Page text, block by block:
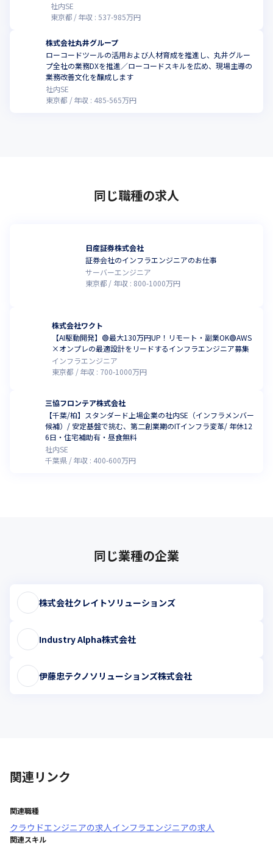
社内SE
東京都
年収 :537-985万円
株式会社丸井グループ
ローコードツールの活用および人材育成を推進し、丸井グルー
プ全社の業務DXを推進／ローコードスキルを広め、現場主導の
業務改善文化を醸成します
社内SE
東京都
年収 : 485-565万円
同じ職種の求人
日産証券株式会社
証券会社のインフラエンジニアのお仕事
サーバーエンジニア
東京都
年収 : 800-1000万円
株式会社ワクト
【AI駆動開発】🟢最大130万円UP！リモート・副業OK🟢AWS
×オンプレの最適設計をリードするインフラエンジニア募集
インフラエンジニア
東京都
年収 : 700-1000万円
三協フロンテア株式会社
【千葉/柏】スタンダード上場企業の社内SE（インフラメンバー
候補）/ 安定基盤で挑む、第二創業期のITインフラ変革/ 年休12
6日・住宅補助有・昼食無料
社内SE
千葉県
年収 : 400-600万円
同じ業種の企業
株式会社クレイトソリューションズ
Industry Alpha株式会社
伊藤忠テクノソリューションズ株式会社
関連リンク
関連職種
クラウドエンジニアの求人インフラエンジニアの求人
関連スキル